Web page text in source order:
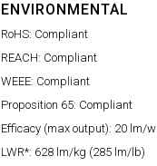
ENVIRONMENTAL
RoHS: Compliant
REACH: Compliant
WEEE: Compliant
Proposition 65: Compliant
Efficacy (max output): 20 lm/w
LWR*: 628 lm/kg (285 lm/lb)